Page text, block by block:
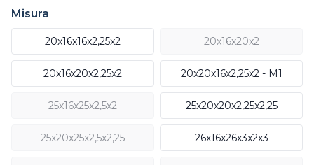
Misura
20x16x16x2,25x2 20x16x20x2
20x16x20x2,25x2 20x20x16x2,25x2 - M1
25x16x25x2,5x2 25x20x20x2,25x2,25
25x20x25x2,5x2,25 26x16x26x3x2x3